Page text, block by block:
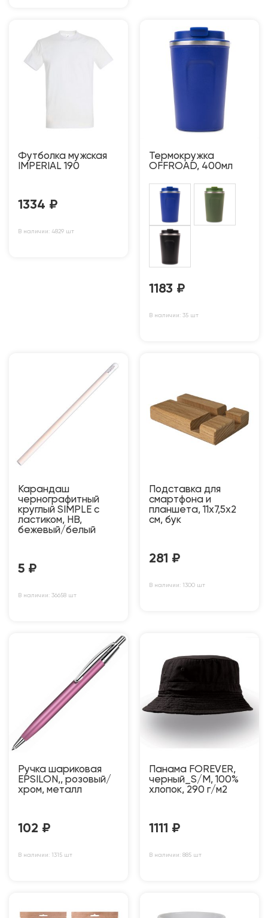
Футболка мужская
IMPERIAL 190
1334 ₽
В наличии: 4829 шт
Термокружка
OFFROAD, 400мл
1183 ₽
В наличии: 35 шт
Карандаш
чернографитный
круглый SIMPLE с
ластиком, HB,
бежевый/белый
5 ₽
В наличии: 36658 шт
Подставка для
смартфона и
планшета, 11х7,5х2
см, бук
281 ₽
В наличии: 1300 шт
Ручка шариковая
EPSILON,, розовый/
хром, металл
102 ₽
В наличии: 1315 шт
Панама FOREVER,
черный_S/M, 100%
хлопок, 290 г/м2
1111 ₽
В наличии: 885 шт